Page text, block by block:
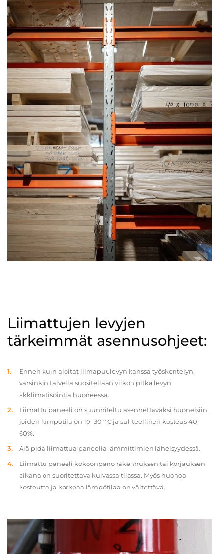
Liimattujen levyjen
tärkeimmät asennusohjeet:
Ennen kuin aloitat liimapuulevyn kanssa työskentelyn,
varsinkin talvella suositellaan viikon pitkä levyn
akklimatisointia huoneessa.
Liimattu paneeli on suunniteltu asennettavaksi huoneisiin,
joiden lämpötila on 10–30 ° C ja suhteellinen kosteus 40–
60%.
Älä pidä liimattua paneelia lämmittimien läheisyydessä.
Liimattu paneeli kokoonpano rakennuksen tai korjauksen
aikana on suoritettava kuivassa tilassa. Myös huonoa
kosteutta ja korkeaa lämpötilaa on vältettävä.